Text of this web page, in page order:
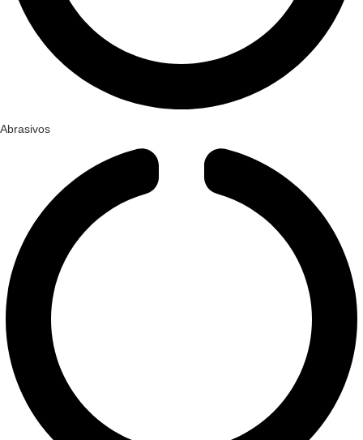
Abrasivos